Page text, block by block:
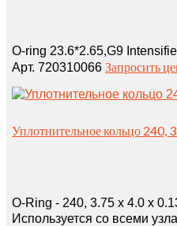
O-ring 23.6*2.65,G9
Арт. 720310066 Запросить
Уплотнительное кольцо 240,
O-Ring - 240, 3.75 x 4.0 x
Используется со всеми